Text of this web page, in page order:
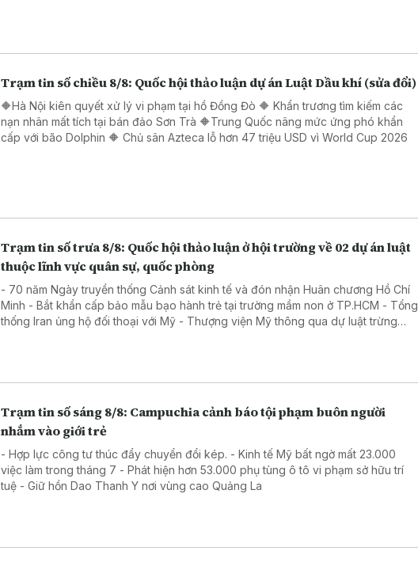
Trạm tin số chiều 8/8: Quốc hội thảo luận dự án Luật Dầu khí (sửa đổi)
🔶Hà Nội kiên quyết xử lý vi phạm tại hồ Đồng Đò 🔶 Khẩn trương tìm kiếm các
nạn nhân mất tích tại bán đảo Sơn Trà 🔶Trung Quốc nâng mức ứng phó khẩn
cấp với bão Dolphin 🔶 Chủ sân Azteca lỗ hơn 47 triệu USD vì World Cup 2026
Trạm tin số trưa 8/8: Quốc hội thảo luận ở hội trường về 02 dự án luật
thuộc lĩnh vực quân sự, quốc phòng
- 70 năm Ngày truyền thống Cảnh sát kinh tế và đón nhận Huân chương Hồ Chí
Minh - Bắt khẩn cấp bảo mẫu bạo hành trẻ tại trường mầm non ở TP.HCM - Tổng
thống Iran ủng hộ đối thoại với Mỹ - Thượng viện Mỹ thông qua dự luật trừng
Trạm tin số sáng 8/8: Campuchia cảnh báo tội phạm buôn người
nhắm vào giới trẻ
- Hợp lực công tư thúc đẩy chuyển đổi kép. - Kinh tế Mỹ bất ngờ mất 23.000
việc làm trong tháng 7 - Phát hiện hơn 53.000 phụ tùng ô tô vi phạm sở hữu trí
tuệ - Giữ hồn Dao Thanh Y nơi vùng cao Quảng La